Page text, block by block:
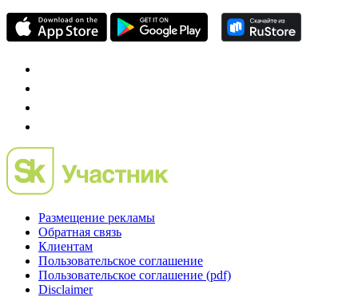
Размещение рекламы
Обратная связь
Клиентам
Пользовательское соглашение
Пользовательское соглашение (pdf)
Disclaimer